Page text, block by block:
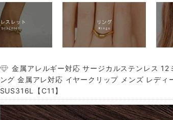
金属アレルギー対応 サージカルステンレス
ング 金属アレ対応 イヤークリップ メンズ レデ
SUS316L【C11】